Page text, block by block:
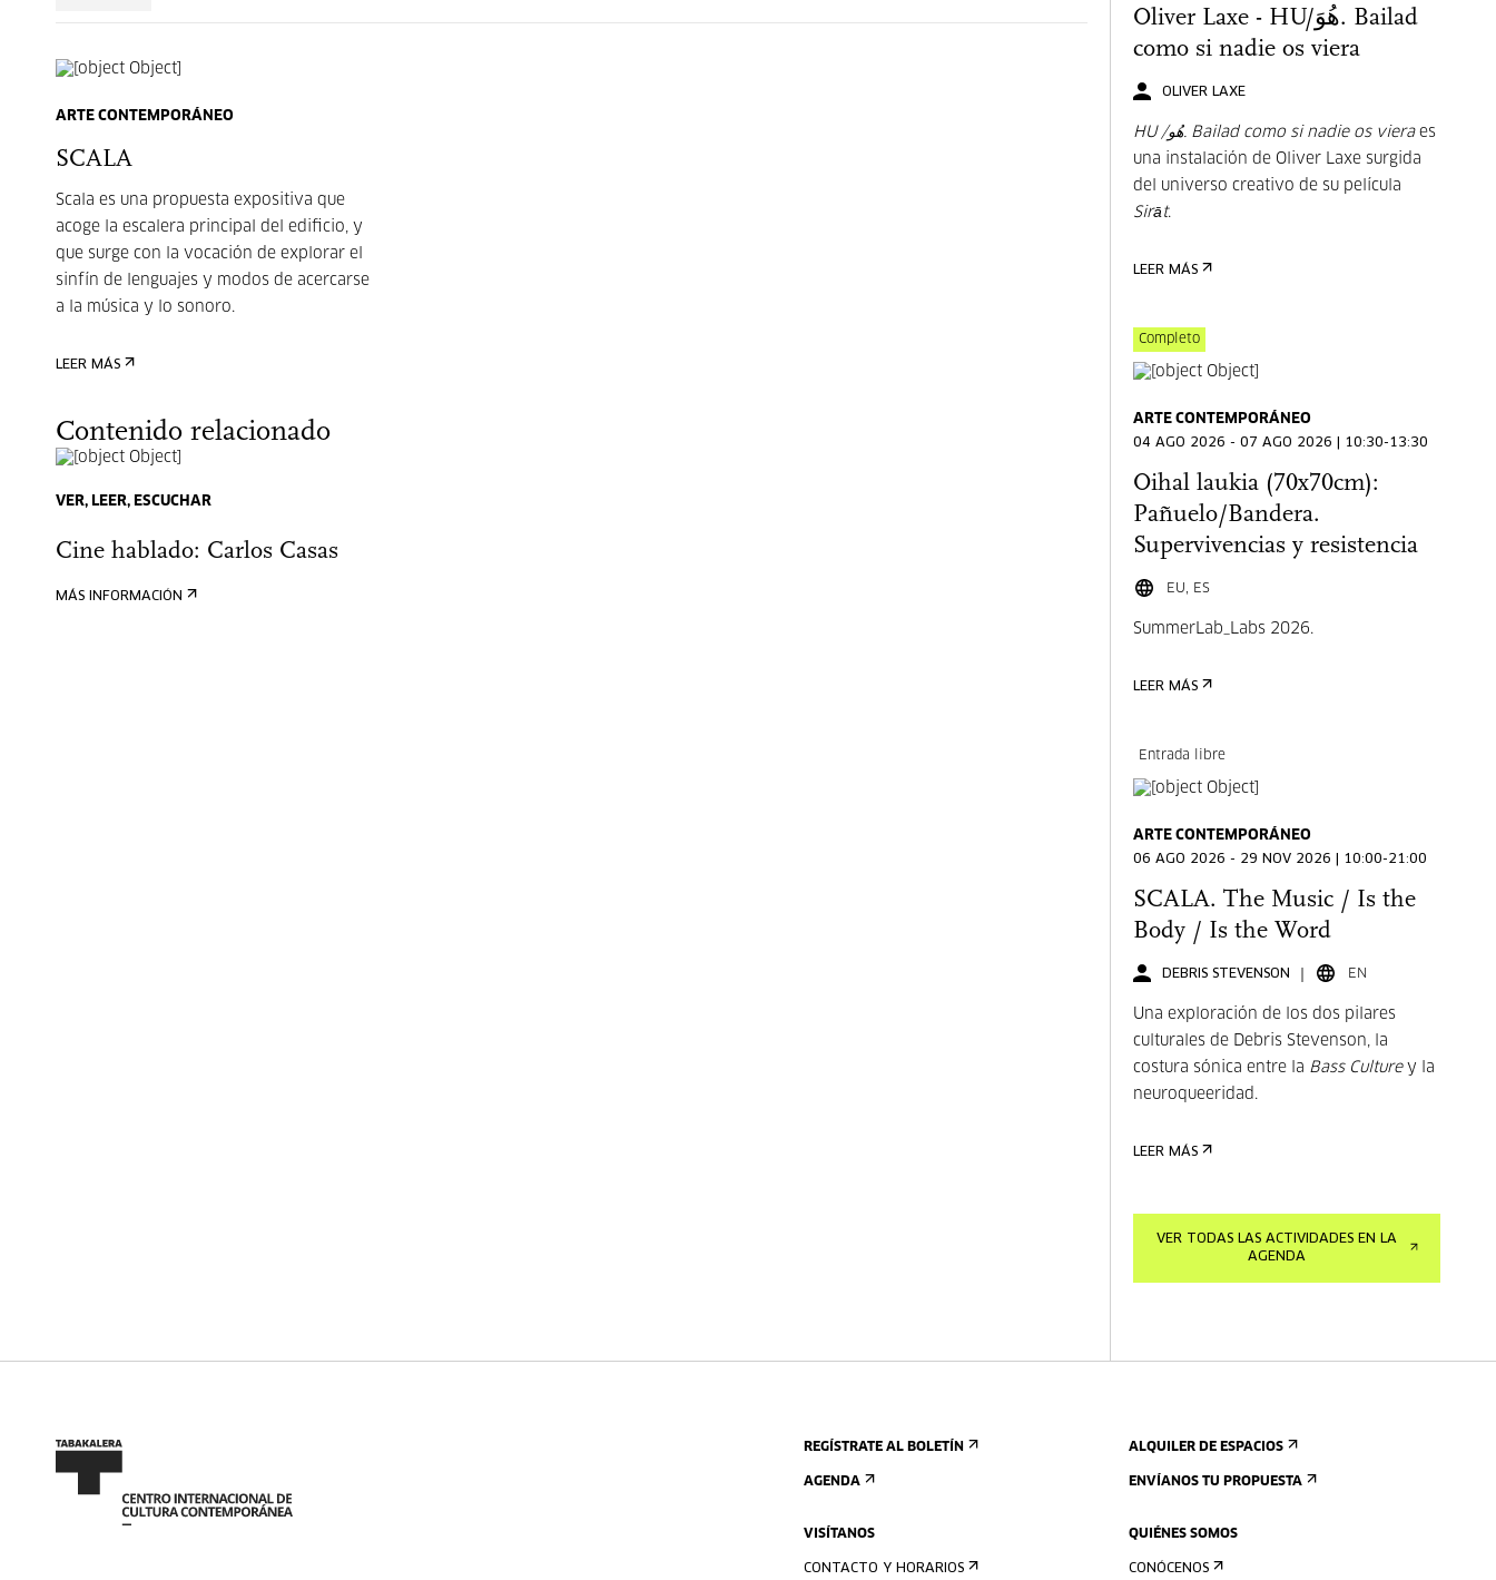
ARTE CONTEMPORÁNEO
SCALA
Scala es una propuesta expositiva que
acoge la escalera principal del edificio, y
que surge con la vocación de explorar el
sinfín de lenguajes y modos de acercarse
a la música y lo sonoro.
LEER MÁS
Contenido relacionado
VER, LEER, ESCUCHAR
Cine hablado: Carlos Casas
MÁS INFORMACIÓN
Oliver Laxe - HU/هُوَ. Bailad
como si nadie os viera
OLIVER LAXE
HU /هُو. Bailad como si nadie os vieraes
una instalación de Oliver Laxe surgida
del universo creativo de su película
Sirāt.
LEER MÁS
Completo
ARTE CONTEMPORÁNEO
04 AGO 2026 - 07 AGO 2026 | 10:30-13:30
Oihal laukia (70x70cm):
Pañuelo/Bandera.
Supervivencias y resistencia
EU, ES
SummerLab_Labs 2026.
LEER MÁS
Entrada libre
ARTE CONTEMPORÁNEO
06 AGO 2026 - 29 NOV 2026 | 10:00-21:00
SCALA. The Music / Is the
Body / Is the Word
DEBRIS STEVENSON EN
Una exploración de los dos pilares
culturales de Debris Stevenson, la
costura sónica entre la Bass Culturey la
neuroqueeridad.
LEER MÁS
VER TODAS LAS ACTIVIDADES EN LA
AGENDA
REGÍSTRATE AL BOLETÍN
AGENDA
VISÍTANOS
CONTACTO Y HORARIOS
ALQUILER DE ESPACIOS
ENVÍANOS TU PROPUESTA
QUIÉNES SOMOS
CONÓCENOS